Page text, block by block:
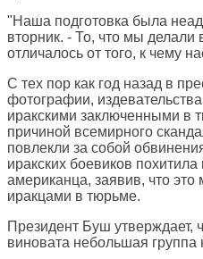
"Наша подготовка была
вторник. - То, что мы делали
отличалось от того, к чему
С тех пор как год назад в
фотографии,
иракскими заключенными в
причиной всемирного
повлекли за собой
иракских боевиков похитила
американца, заявив, что это
иракцами в тюрьме.
Президент Буш утверждает,
виновата небольшая группа